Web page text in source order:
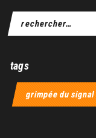
tags
grimpée du signal